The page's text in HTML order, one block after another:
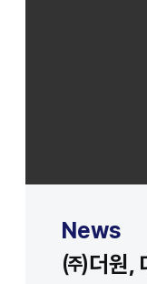
News